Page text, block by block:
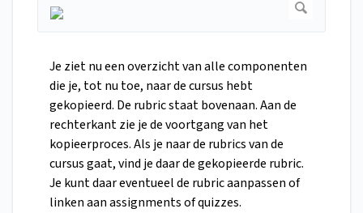
Je ziet nu een overzicht van alle componenten
die je, tot nu toe, naar de cursus hebt
gekopieerd. De rubric staat bovenaan. Aan de
rechterkant zie je de voortgang van het
kopieerproces. Als je naar de rubrics van de
cursus gaat, vind je daar de gekopieerde rubric.
Je kunt daar eventueel de rubric aanpassen of
linken aan assignments of quizzes.